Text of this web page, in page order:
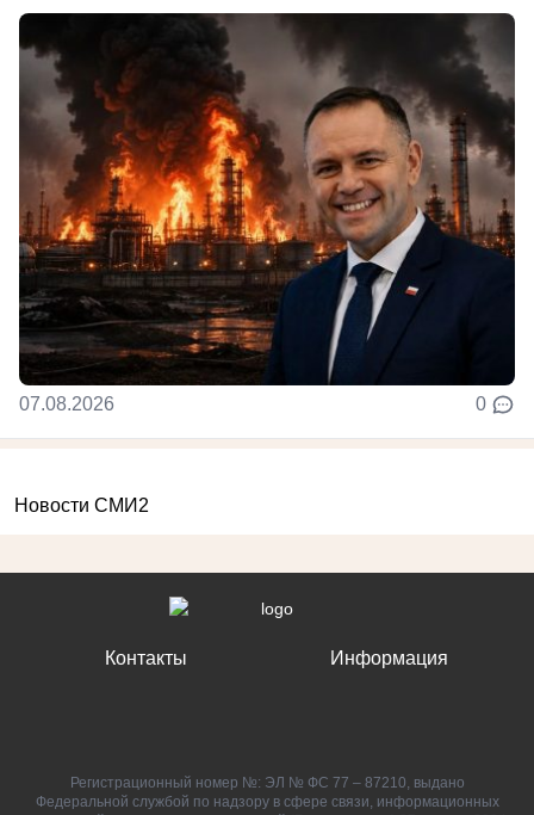
07.08.2026 0
Новости СМИ2
Контакты Информация
Регистрационный номер №: ЭЛ № ФС 77 – 87210, выдано
Федеральной службой по надзору в сфере связи, информационных